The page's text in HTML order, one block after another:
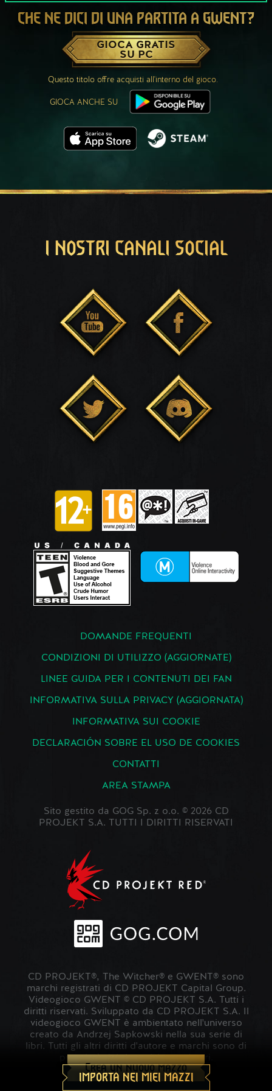
Crea un nuovo mazzo
IMPORTA NEI MIEI MAZZI
CHE NE DICI DI UNA PARTITA A GWENT?
GIOCA GRATIS
SU PC
Questo titolo offre acquisti all'interno del gioco.
GIOCA ANCHE SU
I NOSTRI CANALI SOCIAL
DOMANDE FREQUENTI
CONDIZIONI DI UTILIZZO (AGGIORNATE)
LINEE GUIDA PER I CONTENUTI DEI FAN
INFORMATIVA SULLA PRIVACY (AGGIORNATA)
INFORMATIVA SUI COOKIE
DECLARACIÓN SOBRE EL USO DE COOKIES
CONTATTI
AREA STAMPA
Sito gestito da GOG Sp. z o.o. © 2026 CD
PROJEKT S.A. TUTTI I DIRITTI RISERVATI
CD PROJEKT®, The Witcher® e GWENT® sono
marchi registrati di CD PROJEKT Capital Group.
Videogioco GWENT © CD PROJEKT S.A. Tutti i
diritti riservati. Sviluppato da CD PROJEKT S.A. Il
videogioco GWENT è ambientato nell'universo
creato da Andrzej Sapkowski nella sua serie di
libri. Tutti gli altri diritti d'autore e marchi sono di
proprietà dei rispettivi proprietari.